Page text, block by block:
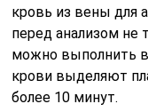
кровь из вены для
перед анализом не
можно выполнить
крови выделяют
более 10 минут.